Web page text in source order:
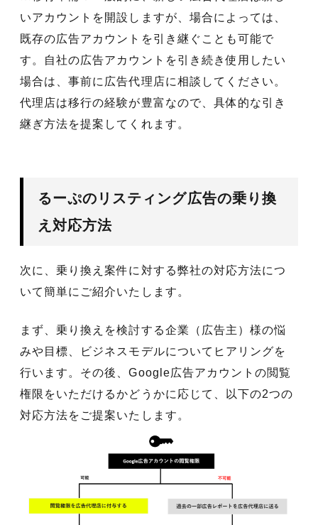
いアカウントを開設しますが、場合によっては、
既存の広告アカウントを引き継ぐことも可能で
す。自社の広告アカウントを引き続き使用したい
場合は、事前に広告代理店に相談してください。
代理店は移行の経験が豊富なので、具体的な引き
継ぎ方法を提案してくれます。
るーぷのリスティング広告の乗り換
え対応方法
次に、乗り換え案件に対する弊社の対応方法につ
いて簡単にご紹介いたします。
まず、乗り換えを検討する企業（広告主）様の悩
みや目標、ビジネスモデルについてヒアリングを
行います。その後、Google広告アカウントの閲覧
権限をいただけるかどうかに応じて、以下の2つの
対応方法をご提案いたします。